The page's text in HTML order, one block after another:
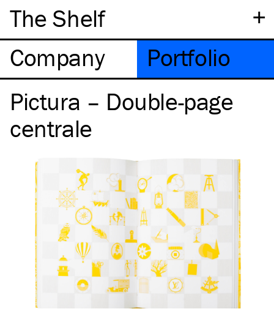
+
The Shelf
Company
Portfolio
Pictura – Double-page
centrale